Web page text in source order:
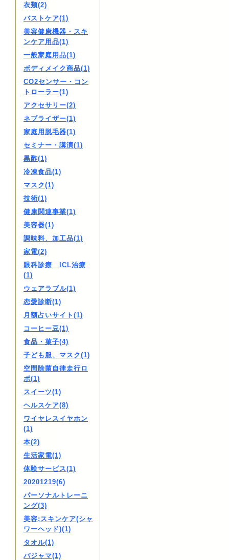
衣類(2)
バストケア(1)
美容健康機器・スキ
ンケア用品(1)
一般家庭用品(1)
ボディメイク商品(1)
CO2センサー・コン
トローラー(1)
アクセサリー(2)
ネブライザー(1)
家庭用脱毛器(1)
セミナー・講演(1)
黒酢(1)
冷凍食品(1)
マスク(1)
技術(1)
健康関連事業(1)
美容器(1)
調味料、加工品(1)
家電(2)
眼科診療 ICL治療
(1)
ウェアラブル(1)
恋愛診断(1)
月額占いサイト(1)
コーヒー豆(1)
食品・菓子(4)
子ども服、マスク(1)
空間除菌自律走行ロ
ボ(1)
スイーツ(1)
ヘルスケア(8)
ワイヤレスイヤホン
(1)
本(2)
生活家電(1)
体験サービス(1)
20201219(6)
パーソナルトレーニ
ング(3)
美容;スキンケア(シャ
ワーヘッド)(1)
タオル(1)
パジャマ(1)